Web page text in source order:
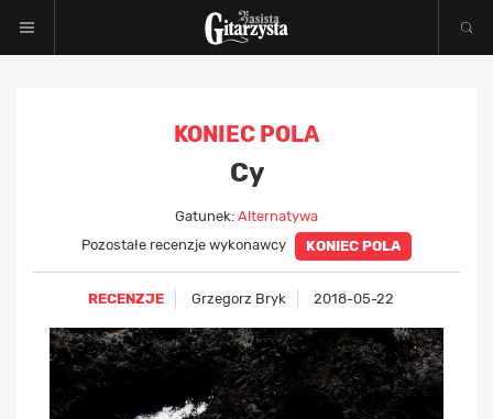
KONIEC POLA
Cy
Gatunek: Alternatywa
Pozostałe recenzje wykonawcy
KONIEC POLA
RECENZJE Grzegorz Bryk 2018-05-22